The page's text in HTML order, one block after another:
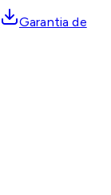
Garantia de